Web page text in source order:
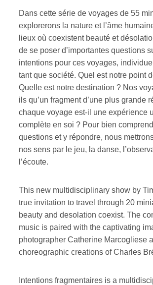
Dans cette série de voyages de 55
explorerons la nature et l’âme
lieux où coexistent beauté et
de se poser d’importantes questions
intentions pour ces voyages,
tant que société. Quel est notre point
Quelle est notre destination ? Nos
ils qu’un fragment d’une plus grande
chaque voyage est-il une expérience
complète en soi ? Pour bien
questions et y répondre, nous
nos sens par le jeu, la danse,
l’écoute.
This new multidisciplinary show by
true invitation to travel through 20
beauty and desolation coexist. The
music is paired with the captivating
photographer Catherine Marcogliese
choreographic creations of Charles
Intentions fragmentaires is a